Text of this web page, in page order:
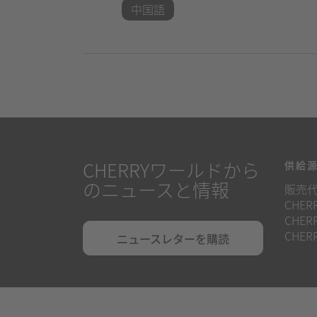
中国語
CHERRYワールドから
のニュースと情報
ニュースレターを購読
供給
販売